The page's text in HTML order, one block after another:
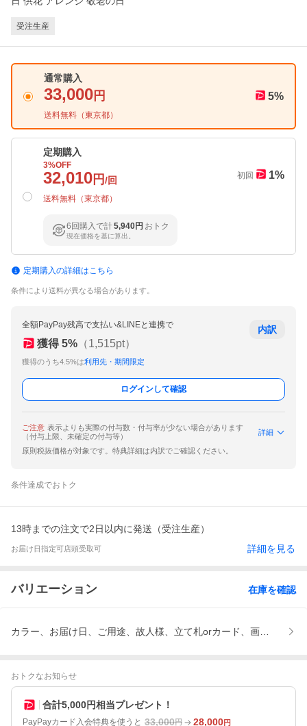
受注生産
通常購入
33,000 円
送料無料（東京都）
5%
定期購入
3%OFF
32,010 円/回
送料無料（東京都）
初回 1%
6回購入で計5,940円 おトク
現在価格を基に算出。
定期購入の詳細はこちら
条件により送料が異なる場合があります。
全額PayPay残高で支払い&LINEと連携で
獲得 5% （1,515pt）
獲得のうち4.5%は利用先・期間限定
内訳
ログインして確認
ご注意 表示よりも実際の付与数・付与率が少ない場合があります
（付与上限、未確定の付与等）
詳細
原則税抜価格が対象です。特典詳細は内訳でご確認ください。
条件達成でおトク
13時までの注文で2日以内に発送（受注生産）
お届け日指定可 店頭受取可 詳細を見る
バリエーション 在庫を確認
カラー、お届け日、ご用途、故人様、立て札orカード、画像配信、
おトクなお知らせ
合計5,000円相当プレゼント！
PayPayカード入会特典を使うと 33,000円 28,000円